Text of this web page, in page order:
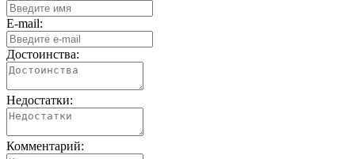
E-mail:
Достоинства:
Недостатки:
Комментарий: